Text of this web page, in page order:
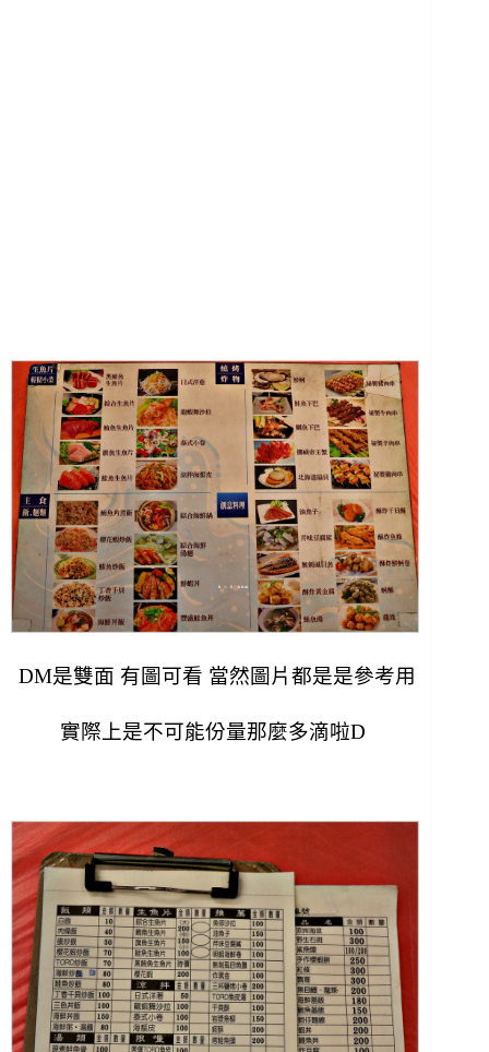
DM是雙面 有圖可看 當然圖片都是是參考用
實際上是不可能份量那麼多滴啦D